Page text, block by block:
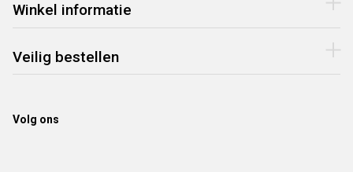
Winkel informatie
Veilig bestellen
Volg ons